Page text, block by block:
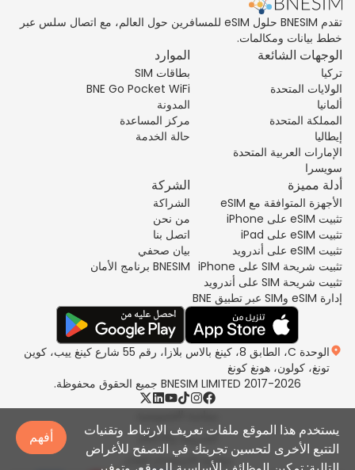
تقدم BNESIM حلول eSIM للمسافرين حول العالم، مع اتصال سلس عبر
خطط بيانات ومكالمات.
الوجهات الشائعة
تركيا
الولايات المتحدة
ألمانيا
المملكة المتحدة
إيطاليا
الإمارات العربية المتحدة
سويسرا
الموارد
بطاقات SIM
BNE Go Pocket WiFi
المدونة
مركز المساعدة
حالة الخدمة
أدلة مميزة
الأجهزة المتوافقة مع eSIM
تثبيت eSIM على iPhone
تثبيت eSIM على iPad
تثبيت eSIM على أندرويد
تثبيت شريحة SIM على iPhone
تثبيت شريحة SIM على أندرويد
إدارة eSIM وSIM عبر تطبيق BNE
الشركة
الشراكة
من نحن
اتصل بنا
بيان صحفي
BNESIM برنامج الأمان
الوحدة C، الطابق 8، كينغ بالاس بلازا، رقم 55 شارع كينغ ييب، كوين
تونغ، كولون، هونغ كونغ
2017-2026 BNESIM LIMITED جميع الحقوق محفوظة.
الشروط والأحكام
سياسة الاستخدام العادل
يستخدم هذا الموقع ملفات تعريف الارتباط وتقنيات
التتبع الأخرى لتحسين تجربتك في التصفح للأغراض
أفهم